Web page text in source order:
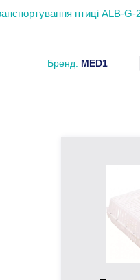
птиці ALB-G-
Бренд: MED1